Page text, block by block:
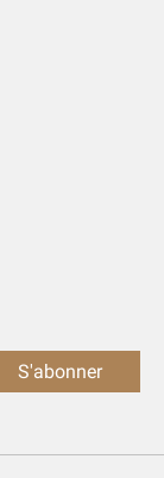
S'abonner